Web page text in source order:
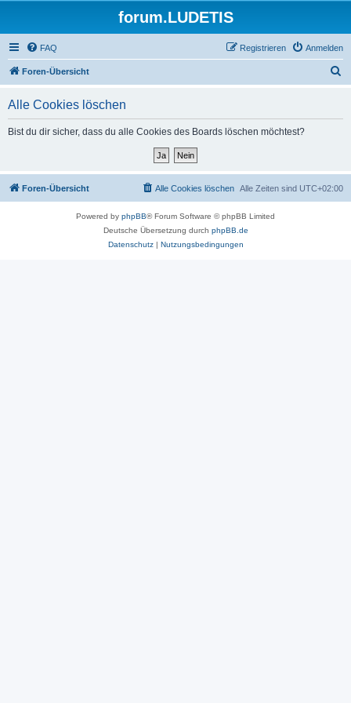
forum.LUDETIS
FAQ Anmelden
Registrieren
Foren-Übersicht
Alle Cookies löschen
Bist du dir sicher, dass du alle Cookies des Boards löschen möchtest?
Foren-Übersicht Alle Zeiten sind UTC+02:00
Alle Cookies löschen
Powered by phpBB® Forum Software © phpBB Limited
Deutsche Übersetzung durch phpBB.de
Datenschutz| Nutzungsbedingungen